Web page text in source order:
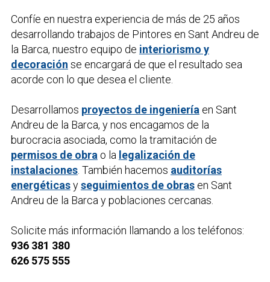
Confíe en nuestra experiencia de más de 25 años
desarrollando trabajos de Pintores en Sant Andreu de
la Barca, nuestro equipo de interiorismo y
decoración se encargará de que el resultado sea
acorde con lo que desea el cliente.
Desarrollamos proyectos de ingeniería en Sant
Andreu de la Barca, y nos encagamos de la
burocracia asociada, como la tramitación de
permisos de obra o la legalización de
instalaciones. También hacemos auditorías
energéticasyseguimientos de obrasen Sant
Andreu de la Barca y poblaciones cercanas.
Solicite más información llamando a los teléfonos:
936 381 380
626 575 555